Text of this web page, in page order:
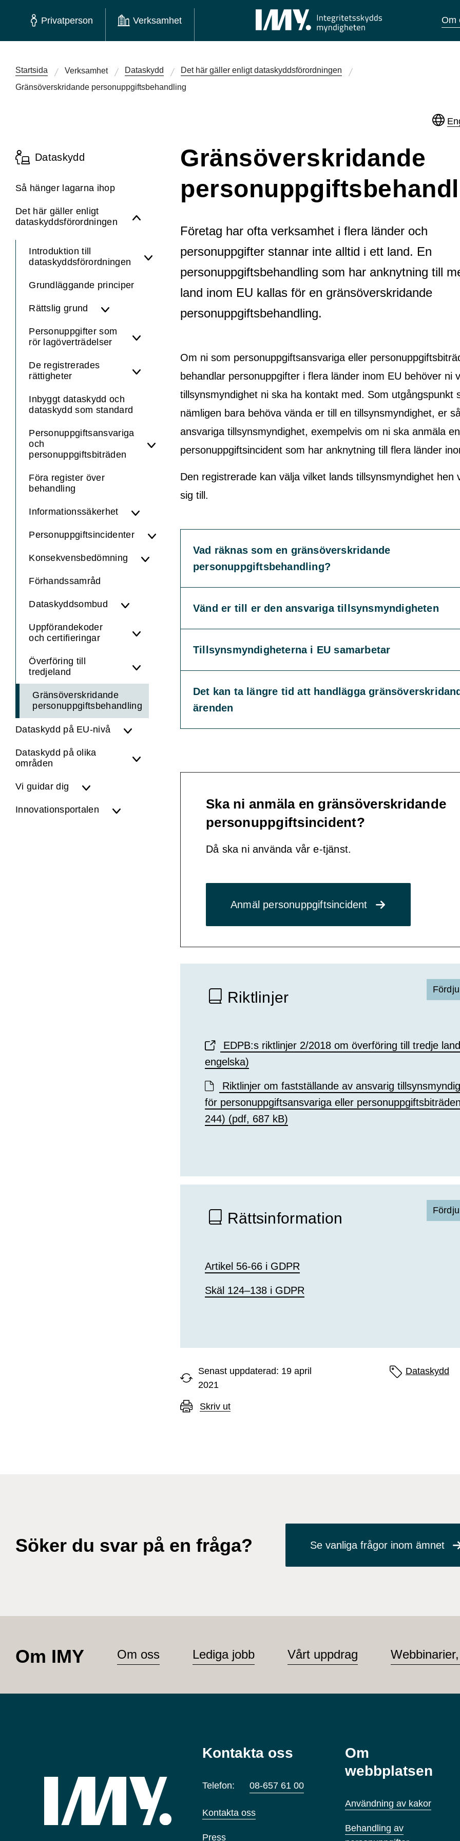
Privatperson Verksamhet Om
Startsida Verksamhet Dataskydd
Det här gäller enligt dataskydds­förordningen
Gränsöverskridande personuppgifts­behandling
Dataskydd
Så hänger lagarna ihop
Det här gäller enligt
dataskydds­förordningen
Introduktion till
dataskyddsförordningen
Grundläggande principer
Rättslig grund
Personuppgifter som
rör lagöverträdelser
De registrerades
rättigheter
Inbyggt dataskydd och
dataskydd som standard
Personuppgiftsansvariga
och
personuppgiftsbiträden
Föra register över
behandling
Informationssäkerhet
Personuppgiftsincidenter
Konsekvensbedömning
Förhandssamråd
Dataskyddsombud
Uppförandekoder
och certifieringar
Överföring till
tredjeland
Gränsöverskridande
personuppgiftsbehandling
Dataskydd på EU-nivå
Dataskydd på olika
områden
Vi guidar dig
Innovationsportalen
Gränsöverskridande
Företag har ofta verksamhet i flera länder och
personuppgifter stannar inte alltid i ett land. En
personuppgiftsbehandling som har anknytning till
land inom EU kallas för en gränsöverskridande
personuppgiftsbehandling.
Om ni som personuppgiftsansvariga eller
behandlar personuppgifter i flera länder inom EU behöver ni
tillsynsmyndighet ni ska ha kontakt med. Som utgångspunkt
nämligen bara behöva vända er till en tillsynsmyndighet, er
ansvariga tillsynsmyndighet, exempelvis om ni ska anmäla en
personuppgiftsincident som har anknytning till flera länder
Den registrerade kan välja vilket lands tillsynsmyndighet hen
sig till.
Vad räknas som en gränsöverskridande
personuppgiftsbehandling?
Vänd er till er den ansvariga tillsynsmyndigheten
Tillsynsmyndigheterna i EU samarbetar
Det kan ta längre tid att handlägga
ärenden
Ska ni anmäla en gränsöverskridande
personuppgiftsincident?
Då ska ni använda vår e-tjänst.
Anmäl personuppgiftsincident
Riktlinjer
EDPB:s riktlinjer 2/2018 om överföring till tredje
engelska)
Riktlinjer om fastställande av ansvarig
för personuppgiftsansvariga eller
244) (pdf, 687 kB)
Rättsinformation
Artikel 56-66 i GDPR
Skäl 124–138 i GDPR
Senast uppdaterad: 19 april
2021
Skriv ut
Sidans etiketter
Dataskydd
Söker du svar på en fråga? Se vanliga frågor inom ämnet
Om IMY Om oss Lediga jobb Vårt uppdrag
Kontakta oss
Telefon: 08-657 61 00
Kontakta oss
Press
Om
webbplatsen
Användning av kakor
Behandling av